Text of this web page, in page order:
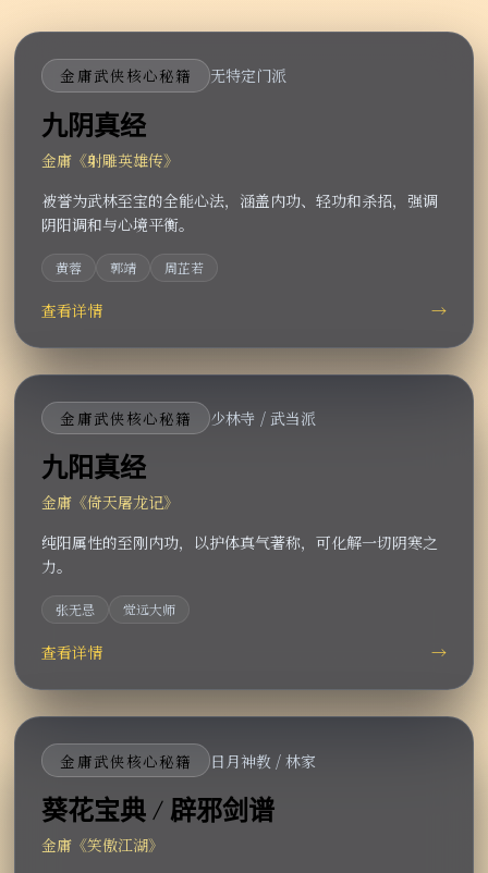
金庸武侠核心秘籍 无特定门派
九阴真经
金庸《射雕英雄传》
被誉为武林至宝的全能心法，涵盖内功、轻功和杀招，强调
阴阳调和与心境平衡。
黄蓉 郭靖 周芷若
查看详情 →
金庸武侠核心秘籍 少林寺 / 武当派
九阳真经
金庸《倚天屠龙记》
纯阳属性的至刚内功，以护体真气著称，可化解一切阴寒之
力。
张无忌 觉远大师
查看详情 →
金庸武侠核心秘籍 日月神教 / 林家
葵花宝典 / 辟邪剑谱
金庸《笑傲江湖》